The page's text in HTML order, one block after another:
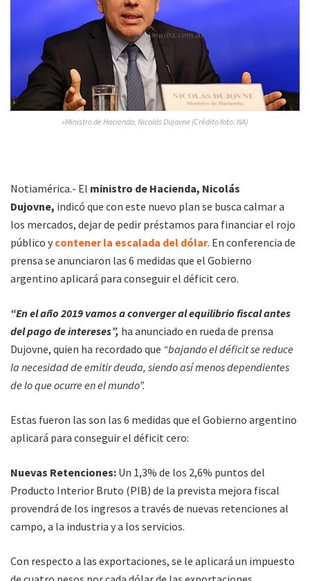
»Ministro de Hacienda, Nicolás Dujovne (Crédito foto: NA)
Notiamérica.- El ministro de Hacienda, Nicolás
Dujovne, indicó que con este nuevo plan se busca calmar a
los mercados, dejar de pedir préstamos para financiar el rojo
público y contener la escalada del dólar. En conferencia de
prensa se anunciaron las 6 medidas que el Gobierno
argentino aplicará para conseguir el déficit cero.
“En el año 2019 vamos a converger al equilibrio fiscal antes
del pago de intereses”, ha anunciado en rueda de prensa
Dujovne, quien ha recordado que “bajando el déficit se reduce
la necesidad de emitir deuda, siendo así menos dependientes
de lo que ocurre en el mundo”.
Estas fueron las son las 6 medidas que el Gobierno argentino
aplicará para conseguir el déficit cero:
Nuevas Retenciones: Un 1,3% de los 2,6% puntos del
Producto Interior Bruto (PIB) de la prevista mejora fiscal
provendrá de los ingresos a través de nuevas retenciones al
campo, a la industria y a los servicios.
Con respecto a las exportaciones, se le aplicará un impuesto